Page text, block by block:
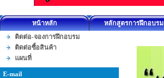
หน้าหลัก หลักสูตรการฝึกอบรม
ติดต่อ-จองการฝึกอบรม
ติดต่อซื้อสินค้า
แผนที่
E-mail